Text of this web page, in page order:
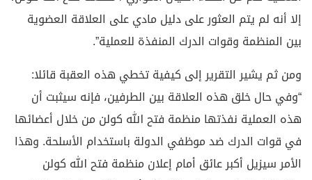
إلا أنه لم يتم العثور على دليل مادي على العلاقة العضوية
بين المنظمة وقوات الدرك المنفذة للعملية”.
ومن ثم يشير التقرير إلى كيفية تخطي هذه العقبة قائلا:
“وفي حال خلق هذه العلاقة بين الطرفين، فإنه سيثبت أن
هذه العملية نفذتها منظمة فتح الله كولن من خلال أعضائها
في قوات الدرك ضد موظفي الدولة باستخدام الأسلحة. وهذا
الأمر سيزيل أكبر عائق أمام إعلان منظمة فتح الله كولن